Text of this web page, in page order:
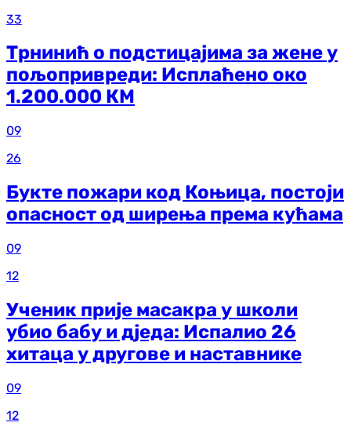
33
Трнинић о подстицајима за жене у
пољопривреди: Исплаћено око
1.200.000 КМ
09
26
Букте пожари код Коњица, постоји
опасност од ширења према кућама
09
12
Ученик прије масакра у школи
убио бабу и дједа: Испалио 26
хитаца у другове и наставнике
09
12